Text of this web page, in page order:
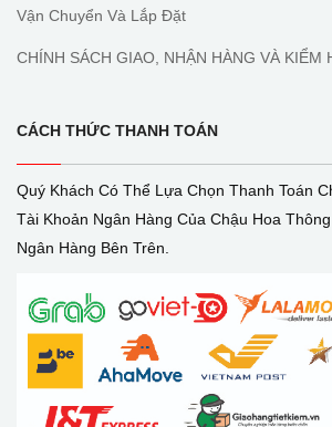
Vận Chuyển Và Lắp Đặt
CHÍNH SÁCH GIAO, NHẬN HÀNG VÀ KIỂM
CÁCH THỨC THANH TOÁN
Quý Khách Có Thể Lựa Chọn Thanh Toán
Tài Khoản Ngân Hàng Của Chậu Hoa
Ngân Hàng Bên Trên.